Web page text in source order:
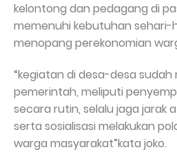
kelontong dan pedagang di
memenuhi kebutuhan sehari-
menopang perekonomian
“kegiatan di desa-desa
pemerintah, meliputi
secara rutin, selalu jaga jarak
serta sosialisasi melakukan
warga masyarakat”kata joko.